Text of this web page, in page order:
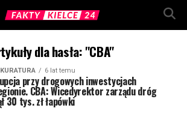
dla hasła: "CBA"
6 lat temu
przy drogowych inwestycjach
CBA: Wicedyrektor zarządu dróg
30 tys. zł łapówki